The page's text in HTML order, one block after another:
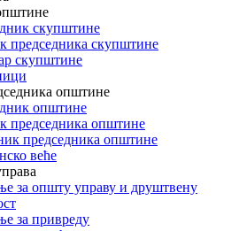
скупштине
председника скупштине
скупштине
општине
општине
председника општине
председника општине
веће
за општу управу и друштвену
за привреду